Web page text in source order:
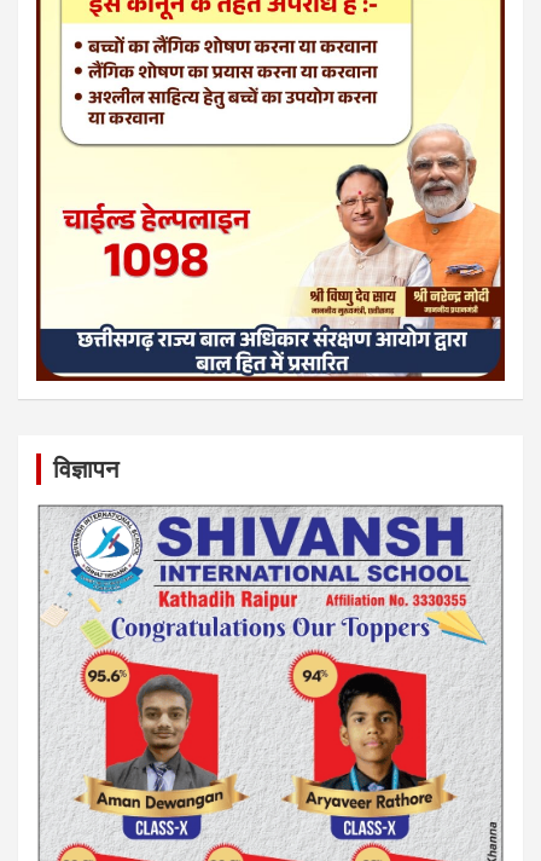
विज्ञापन